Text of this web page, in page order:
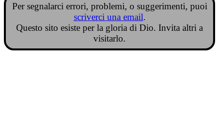
Per segnalarci errori, problemi, o suggerimenti, puoi
scriverci una email.
Questo sito esiste per la gloria di Dio. Invita altri a
visitarlo.